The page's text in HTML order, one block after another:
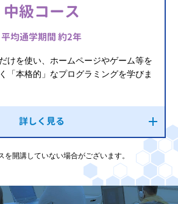
中級コース
平均通学期間 約2年
けを使い、ホームページやゲーム等を
「本格的」なプログラミングを学びま
詳しく見る
開講していない場合がございます。